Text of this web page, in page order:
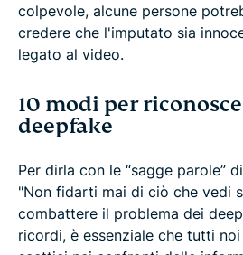
colpevole, alcune persone
credere che l'imputato sia
legato al video.
10 modi per
deepfake
Per dirla con le “sagge parole”
"Non fidarti mai di ciò che vedi
combattere il problema dei
ricordi, è essenziale che tutti